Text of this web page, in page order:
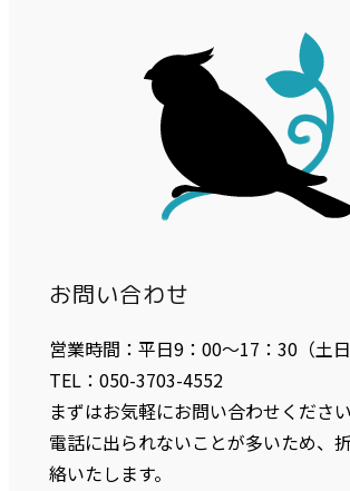
お問い合わせ
営業時間：平日9：00〜17：30（土日
TEL：050-3703-4552
まずはお気軽にお問い合わせくださ
電話に出られないことが多いため、
絡いたします。